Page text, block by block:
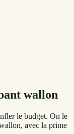
wallon
le budget. On le
avec la prime